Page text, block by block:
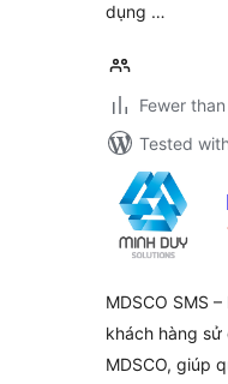
dụng …
Fewer
Tested
MDSCO SMS
khách hàng
MDSCO, giúp